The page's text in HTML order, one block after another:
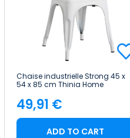
Chaise industrielle Strong 45 x
54 x 85 cm Thinia Home
Price
49,91 €
ADD TO CART